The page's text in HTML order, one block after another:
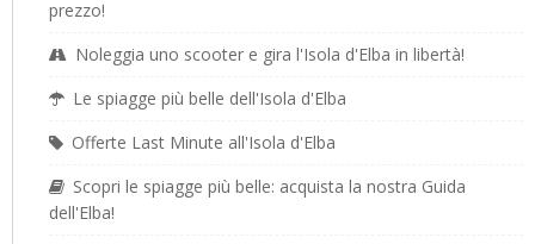
prezzo!
Noleggia uno scooter e gira l'Isola d'Elba in libertà!
Le spiagge più belle dell'Isola d'Elba
Offerte Last Minute all'Isola d'Elba
Scopri le spiagge più belle: acquista la nostra Guida
dell'Elba!